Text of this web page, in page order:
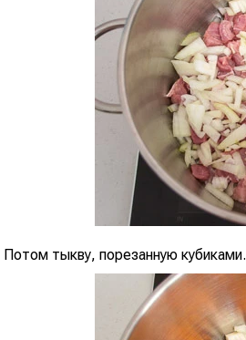
Потом тыкву, порезанную кубиками.